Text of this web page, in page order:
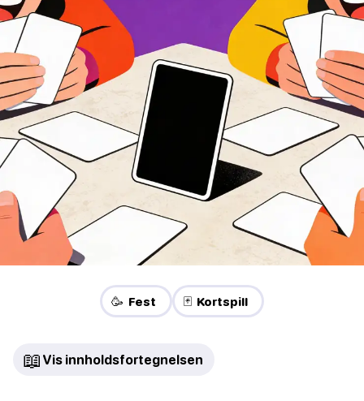
🥳 Fest 🃏 Kortspill
📖 Vis innholdsfortegnelsen